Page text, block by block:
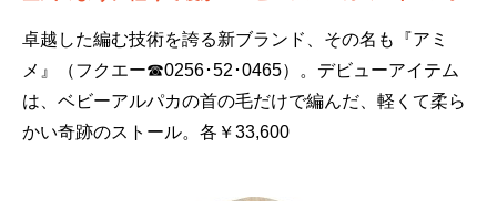
卓越した編む技術を誇る新ブランド、その名も『アミ
メ』（フクエー☎0256･52･0465）。デビューアイテム
は、ベビーアルパカの首の毛だけで編んだ、軽くて柔ら
かい奇跡のストール。各￥33,600